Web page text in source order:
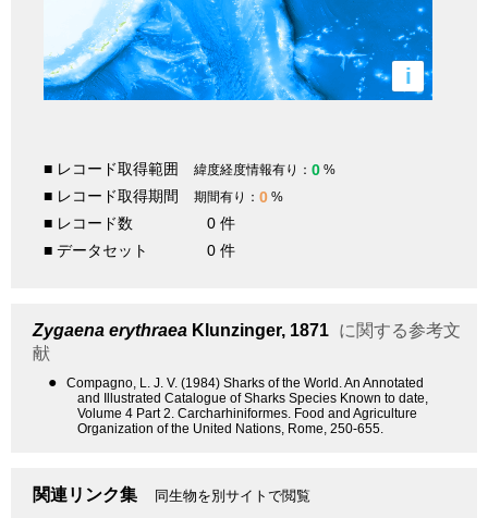
i
■ レコード取得範囲 緯度経度情報有り： 0 %
■ レコード取得期間 期間有り： 0 %
■ レコード数
0 件
■ データセット
0 件
Zygaena erythraea Klunzinger, 1871 に関する参考文
献
●
Compagno, L. J. V. (1984) Sharks of the World. An Annotated
and Illustrated Catalogue of Sharks Species Known to date,
Volume 4 Part 2. Carcharhiniformes. Food and Agriculture
Organization of the United Nations, Rome, 250-655.
関連リンク集 同生物を別サイトで閲覧